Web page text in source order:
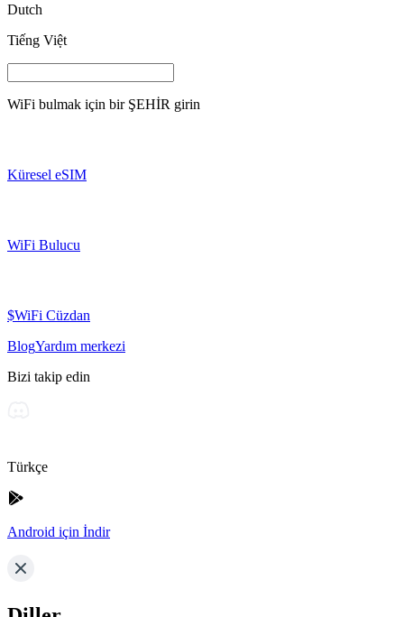
Dutch
Tiếng Việt
WiFi bulmak için bir ŞEHİR girin
Küresel eSIM
WiFi Bulucu
$WiFi Cüzdan
BlogYardım merkezi
Bizi takip edin
Türkçe
Android için İndir